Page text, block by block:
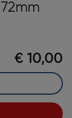
€ 10,00